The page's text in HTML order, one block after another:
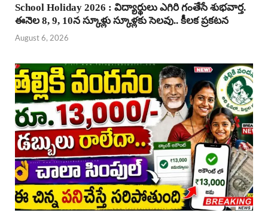
School Holiday 2026 : విద్యార్థులు ఎగిరి గంతేసే శుభవార్త.
ఈనెల 8, 9, 10న స్కూళ్లు స్కూళ్లకు సెలవు.. కీలక ప్రకటన
August 6, 2026